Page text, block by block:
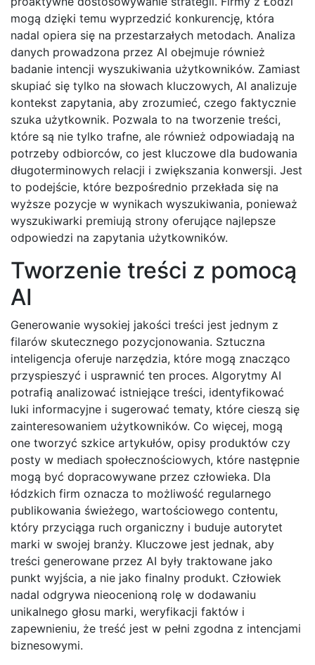
mogą dzięki temu wyprzedzić konkurencję, która
nadal opiera się na przestarzałych metodach. Analiza
danych prowadzona przez AI obejmuje również
badanie intencji wyszukiwania użytkowników. Zamiast
skupiać się tylko na słowach kluczowych, AI analizuje
kontekst zapytania, aby zrozumieć, czego faktycznie
szuka użytkownik. Pozwala to na tworzenie treści,
które są nie tylko trafne, ale również odpowiadają na
potrzeby odbiorców, co jest kluczowe dla budowania
długoterminowych relacji i zwiększania konwersji. Jest
to podejście, które bezpośrednio przekłada się na
wyższe pozycje w wynikach wyszukiwania, ponieważ
wyszukiwarki premiują strony oferujące najlepsze
odpowiedzi na zapytania użytkowników.
Tworzenie treści z pomocą
AI
Generowanie wysokiej jakości treści jest jednym z
filarów skutecznego pozycjonowania. Sztuczna
inteligencja oferuje narzędzia, które mogą znacząco
przyspieszyć i usprawnić ten proces. Algorytmy AI
potrafią analizować istniejące treści, identyfikować
luki informacyjne i sugerować tematy, które cieszą się
zainteresowaniem użytkowników. Co więcej, mogą
one tworzyć szkice artykułów, opisy produktów czy
posty w mediach społecznościowych, które następnie
mogą być dopracowywane przez człowieka. Dla
łódzkich firm oznacza to możliwość regularnego
publikowania świeżego, wartościowego contentu,
który przyciąga ruch organiczny i buduje autorytet
marki w swojej branży. Kluczowe jest jednak, aby
treści generowane przez AI były traktowane jako
punkt wyjścia, a nie jako finalny produkt. Człowiek
nadal odgrywa nieocenioną rolę w dodawaniu
unikalnego głosu marki, weryfikacji faktów i
zapewnieniu, że treść jest w pełni zgodna z intencjami
biznesowymi.